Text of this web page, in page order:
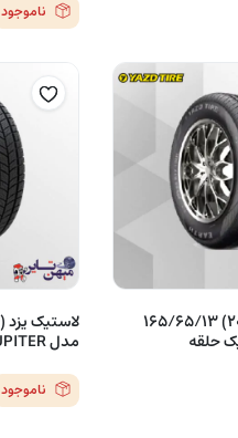
ناموجود
لاستیک یزد (2024) 165/65/13
مدل JUPITER – یک حلقه
ناموجود